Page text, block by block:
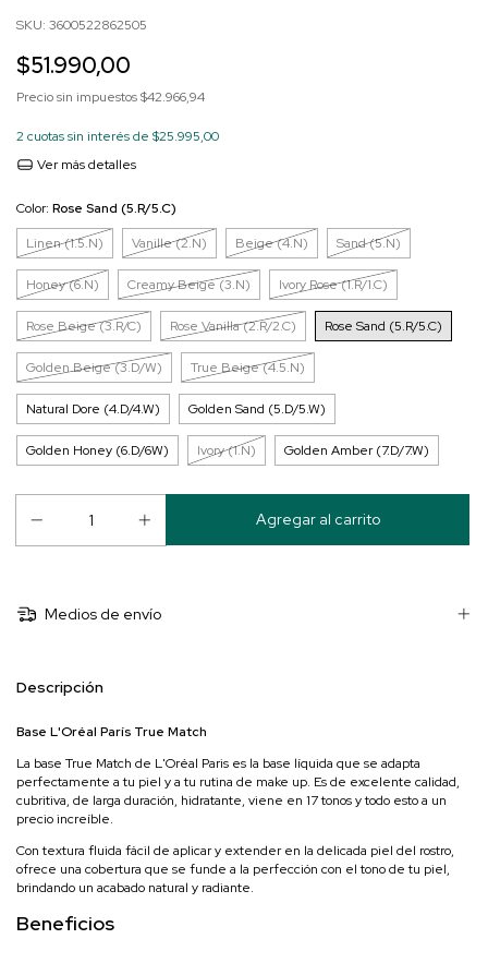
SKU: 3600522862505
$51.990,00
Precio sin impuestos$42.966,94
2 cuotas sin interés de $25.995,00
Ver más detalles
Color: Rose Sand (5.R/5.C)
Linen (1.5.N)
Vanille (2.N) Beige (4.N) Sand (5.N)
Honey (6.N) Creamy Beige (3.N) Ivory Rose (1.R/1.C)
Rose Beige (3.R/C) Rose Vanilla (2.R/2.C) Rose Sand (5.R/5.C)
Golden Beige (3.D/W) True Beige (4.5.N)
Natural Dore (4.D/4.W) Golden Sand (5.D/5.W)
Golden Honey (6.D/6W) Ivory (1.N) Golden Amber (7.D/7.W)
Medios de envío
Descripción
Base L'Oréal París True Match
La base True Match de L'Oréal Paris es la base líquida que se adapta
perfectamente a tu piel y a tu rutina de make up. Es de excelente calidad,
cubritiva, de larga duración, hidratante, viene en 17 tonos y todo esto a un
precio increíble.
Con textura fluida fácil de aplicar y extender en la delicada piel del rostro,
ofrece una cobertura que se funde a la perfección con el tono de tu piel,
brindando un acabado natural y radiante.
Beneficios